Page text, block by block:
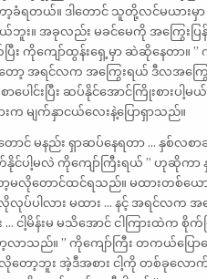
တယ်။ ဒါတောင် သူတို့လင်မယားမှာ
း။ အခုလည်း မခင်မေကို အကြွေးပ
ကိုကျော်ထွန်းရှေ့မှာ ဆဲဆိုနေတာ။ ”
ော့ အရင်လက အကြွေးရယ် ဒီလအကြွ
ေါင်းပြီး ဆပ်နိုင်အောင်ကြိုးစားပါ့
က မျက်နှာငယ်လေးနဲ့ပြောရှာသည်။
ောင် မနည်း ရှာဆပ်နေရတာ … နှစ်
ါ့မလဲ ကိုကျော်ကြီးရယ် ” ဟုဆိုကာ နှု
ာ့မလိုတောင်ထင်ရသည်။ မထားတစ်ယ
ပ်ပါလား မထား … နင့် အရင်လက အ
ါ့မိန်းမ မသိအောင် ငါကြားထဲက စိုက်
ာ့လာသည်။ ” ကိုကျော်ကြီး တကယ်ပြော
ော့ဘူး အဲ့ဒီအစား ငါ့ကို တစ်ခုလော